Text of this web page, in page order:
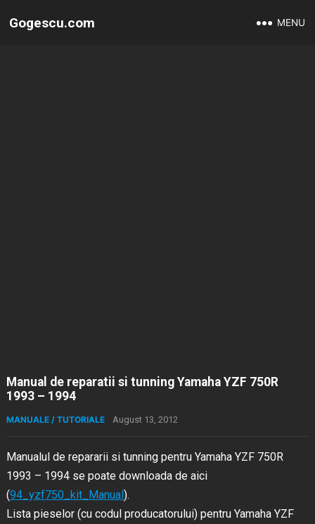
Gogescu.com MENU
Manual de reparatii si tunning Yamaha YZF 750R
1993 – 1994
MANUALE / TUTORIALE August 13, 2012
Manualul de repararii si tunning pentru Yamaha YZF 750R
1993 – 1994 se poate downloada de aici
(94_yzf750_kit_Manual).
Lista pieselor (cu codul producatorului) pentru Yamaha YZF